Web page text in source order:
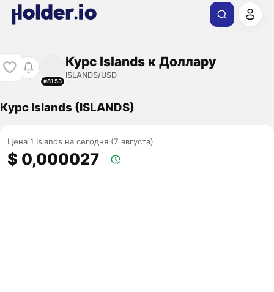
#8153
Курс Islands к Доллару
ISLANDS/USD
Курс Islands (ISLANDS)
Цена 1 Islands на сегодня (7 августа)
$ 0,000027